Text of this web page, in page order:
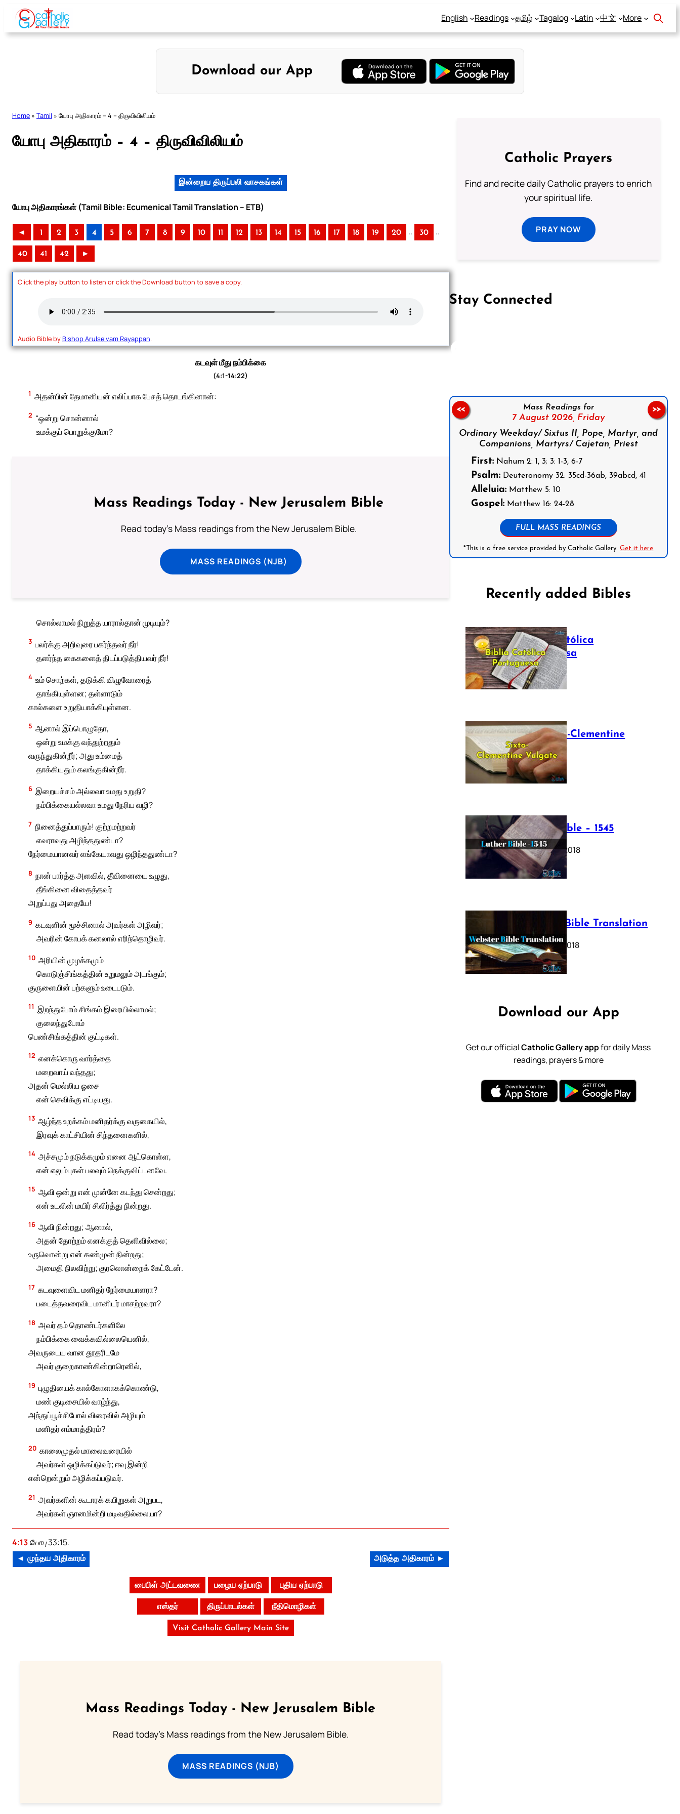
Skip
content
English Readings தமிழ் Tagalog Latin 中文 More
Download our App
Home » Tamil » யோபு அதிகாரம் – 4 – திருவிவிலியம்
யோபு அதிகாரம் – 4 – திருவிவிலியம்
இன்றைய திருப்பலி வாசகங்கள்
யோபு அதிகாரங்கள் (Tamil Bible: Ecumenical Tamil Translation – ETB)
◄ 1 2 3 4 5 6 7 8 9 10 11 12 13 14 15 16 17 18 19 20 .. 30 ..
40 41 42 ►
Click the play button to listen or click the Download button to save a copy.
Audio Bible byBishop Arulselvam Rayappan.
கடவுள் மீது நம்பிக்கை
(4:1-14:22)
1 அதன்பின் தேமானியன் எலிப்பாக பேசத் தொடங்கினான்:
2 “ஒன்று சொன்னால்
உமக்குப் பொறுக்குமோ?
Mass Readings Today - New Jerusalem Bible
Read today's Mass readings from the New Jerusalem Bible.
MASS READINGS (NJB)
சொல்லாமல் நிறுத்த யாரால்தான் முடியும்?
3 பலர்க்கு அறிவுரை பகர்ந்தவர் நீர்!
தளர்ந்த கைகளைத் திடப்படுத்தியவர் நீர்!
4 உம் சொற்கள், தடுக்கி விழுவோரைத்
தாங்கியுள்ளன; தள்ளாடும்
கால்களை உறுதியாக்கியுள்ளன.
5 ஆனால் இப்பொழுதோ,
ஒன்று உமக்கு வந்துற்றதும்
வருந்துகின்றீர்; அது உம்மைத்
தாக்கியதும் கலங்குகின்றீர்.
6 இறையச்சம் அல்லவா உமது உறுதி?
நம்பிக்கையல்லவா உமது நேரிய வழி?
7 நினைத்துப்பாரும்! குற்றமற்றவர்
எவராவது அழிந்ததுண்டா?
நேர்மையானவர் எங்கேயாவது ஒழிந்ததுண்டா?
8 நான் பார்த்த அளவில், தீவினையை உழுது,
தீங்கினை விதைத்தவர்
அறுப்பது அதையே!
9 கடவுளின் மூச்சினால் அவர்கள் அழிவர்;
அவரின் கோபக் கனலால் எரிந்தொழிவர்.
10 அரியின் முழக்கமும்
கொடுஞ்சிங்கத்தின் உறுமலும் அடங்கும்;
குருளையின் பற்களும் உடைபடும்.
11 இறந்துபோம் சிங்கம் இரையில்லாமல்;
குலைந்துபோம்
பெண்சிங்கத்தின் குட்டிகள்.
12 எனக்கொரு வார்த்தை
மறைவாய் வந்தது;
அதன் மெல்லிய ஓசை
என் செவிக்கு எட்டியது.
13 ஆழ்ந்த உறக்கம் மனிதர்க்கு வருகையில்,
இரவுக் காட்சியின் சிந்தனைகளில்,
14 அச்சமும் நடுக்கமும் எனை ஆட்கொள்ள,
என் எலும்புகள் பலவும் நெக்குவிட்டனவே.
15 ஆவி ஒன்று என் முன்னே கடந்து சென்றது;
என் உடலின் மயிர் சிலிர்த்து நின்றது.
16 ஆவி நின்றது; ஆனால்,
அதன் தோற்றம் எனக்குத் தெளிவில்லை;
உருவொன்று என் கண்முன் நின்றது;
அமைதி நிலவிற்று; குரலொன்றைக் கேட்டேன்.
17 கடவுளைவிட மனிதர் நேர்மையாளரா?
படைத்தவரைவிட மானிடர் மாசற்றவரா?
18 அவர் தம் தொண்டர்களிலே
நம்பிக்கை வைக்கவில்லையெனில்,
அவருடைய வான தூதரிடமே
அவர் குறைகாண்கின்றாரெனில்,
19 புழுதியைக் கால்கோளாகக்கொண்டு,
மண் குடிசையில் வாழ்ந்து,
அந்துப்பூச்சிபோல் விரைவில் அழியும்
மனிதர் எம்மாத்திரம்?
20 காலைமுதல் மாலைவரையில்
அவர்கள் ஒழிக்கப்டுவர்; ஈவு இன்றி
என்றென்றும் அழிக்கப்படுவர்.
21 அவர்களின் கூடாரக் கயிறுகள் அறுபட,
அவர்கள் ஞானமின்றி மடிவதில்லையா?
4:13யோபு 33:15.
◄ முந்தய அதிகாரம் அடுத்த அதிகாரம் ►
பைபிள் அட்டவணை பழைய ஏற்பாடு புதிய ஏற்பாடு
எஸ்தர் திருப்பாடல்கள் நீதிமொழிகள்
Visit Catholic Gallery Main Site
Mass Readings Today - New Jerusalem Bible
Read today's Mass readings from the New Jerusalem Bible.
MASS READINGS (NJB)
Catholic Prayers
Find and recite daily Catholic prayers to enrich
your spiritual life.
PRAY NOW
Stay Connected
Follow us on Facebook
Mass Readings for
7 August 2026, Friday
Ordinary Weekday/ Sixtus II, Pope, Martyr, and
Companions, Martyrs/ Cajetan, Priest
First:Nahum 2: 1, 3; 3: 1-3, 6-7
Psalm:Deuteronomy 32: 35cd-36ab, 39abcd, 41
Alleluia:Matthew 5: 10
Gospel:Matthew 16: 24-28
FULL MASS READINGS
*This is a free service provided by Catholic Gallery.Get it here
<< >>
Recently added Bibles
Bíblia Católica
Portuguesa
July 16, 2025
The Sixto-Clementine
Vulgate
July 12, 2025
Luther Bible – 1545
October 17, 2018
Webster Bible Translation
October 11, 2018
Download our App
Get our officialCatholic Gallery appfor daily Mass
readings, prayers & more